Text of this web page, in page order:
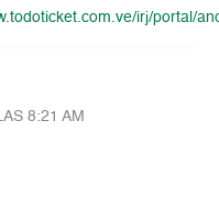
irj/portal/
8:21 AM